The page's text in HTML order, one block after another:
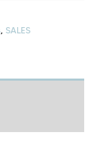
, SALES